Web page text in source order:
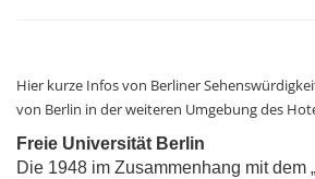
Hier kurze Infos von Berliner
von Berlin in der weiteren Umgebung des
Freie Universität Berlin
Die 1948 im Zusammenhang mit dem